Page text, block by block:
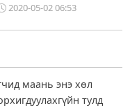
2020-05-02 06:53
маань энэ хөл
тулд